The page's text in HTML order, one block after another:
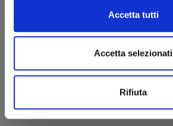
Accetta tutti
Accetta selezionati
Rifiuta